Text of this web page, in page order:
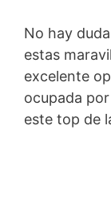
No hay
estas
excelente
ocupada
este top de